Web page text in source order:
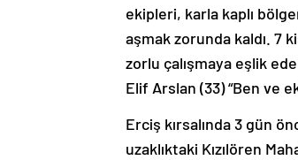
ekipleri, karla kaplı
aşmak zorunda kaldı. 7
zorlu çalışmaya eşlik
Elif Arslan (33) “Ben ve
Erciş kırsalında 3 gün
uzaklıktaki Kızılören